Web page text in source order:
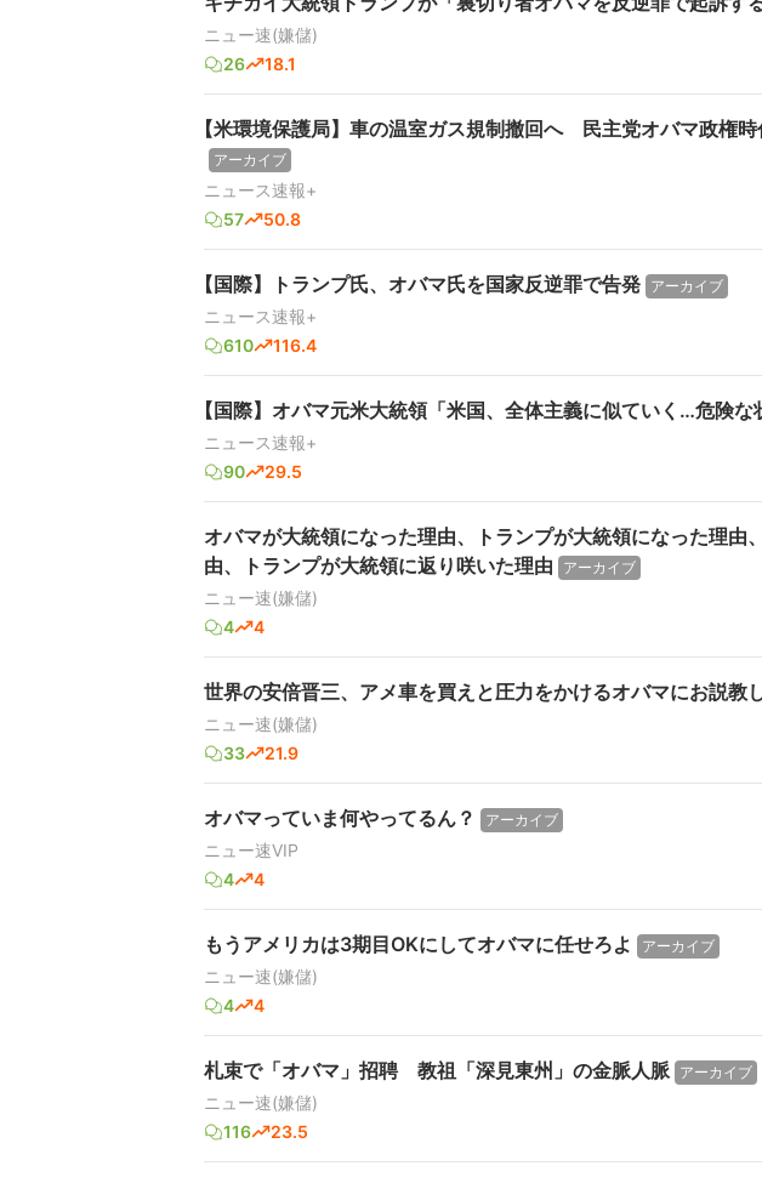
ニュー速(嫌儲)
26
18.1
【米環境保護局】車の温室ガス規制撤回へ 民主党オバマ政権
アーカイブ
ニュース速報+
57
50.8
【国際】トランプ氏、オバマ氏を国家反逆罪で告発 アーカイブ
ニュース速報+
610
116.4
【国際】オバマ元米大統領「米国、全体主義に似ていく…危険な
ニュース速報+
90
29.5
オバマが大統領になった理由、トランプが大統領になった理由
由、トランプが大統領に返り咲いた理由
アーカイブ
ニュー速(嫌儲)
4
4
世界の安倍晋三、アメ車を買えと圧力をかけるオバマにお説教
ニュー速(嫌儲)
33
21.9
オバマっていま何やってるん？ アーカイブ
ニュー速VIP
4
4
もうアメリカは3期目OKにしてオバマに任せろよ アーカイブ
ニュー速(嫌儲)
4
4
札束で「オバマ」招聘 教祖「深見東州」の金脈人脈 アーカイブ
ニュー速(嫌儲)
116
23.5